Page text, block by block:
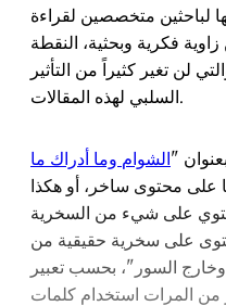
لباحثين متخصصين لقراءة
فكرية وبحثية، النقطة
لن تغير كثيراً من التأثير
السلبي لهذه المقالات.
"الشوام وما أدراك ما
على محتوى ساخر، أو هكذا
على شيء من السخرية
على سخرية حقيقية من
السور"، بحسب تعبير
من المرات استخدام كلمات